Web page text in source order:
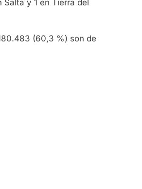
Salta y 1 en Tierra del
(60,3 %) son de